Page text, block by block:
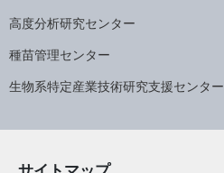
高度分析研究センター
種苗管理センター
生物系特定産業技術研究支援センター